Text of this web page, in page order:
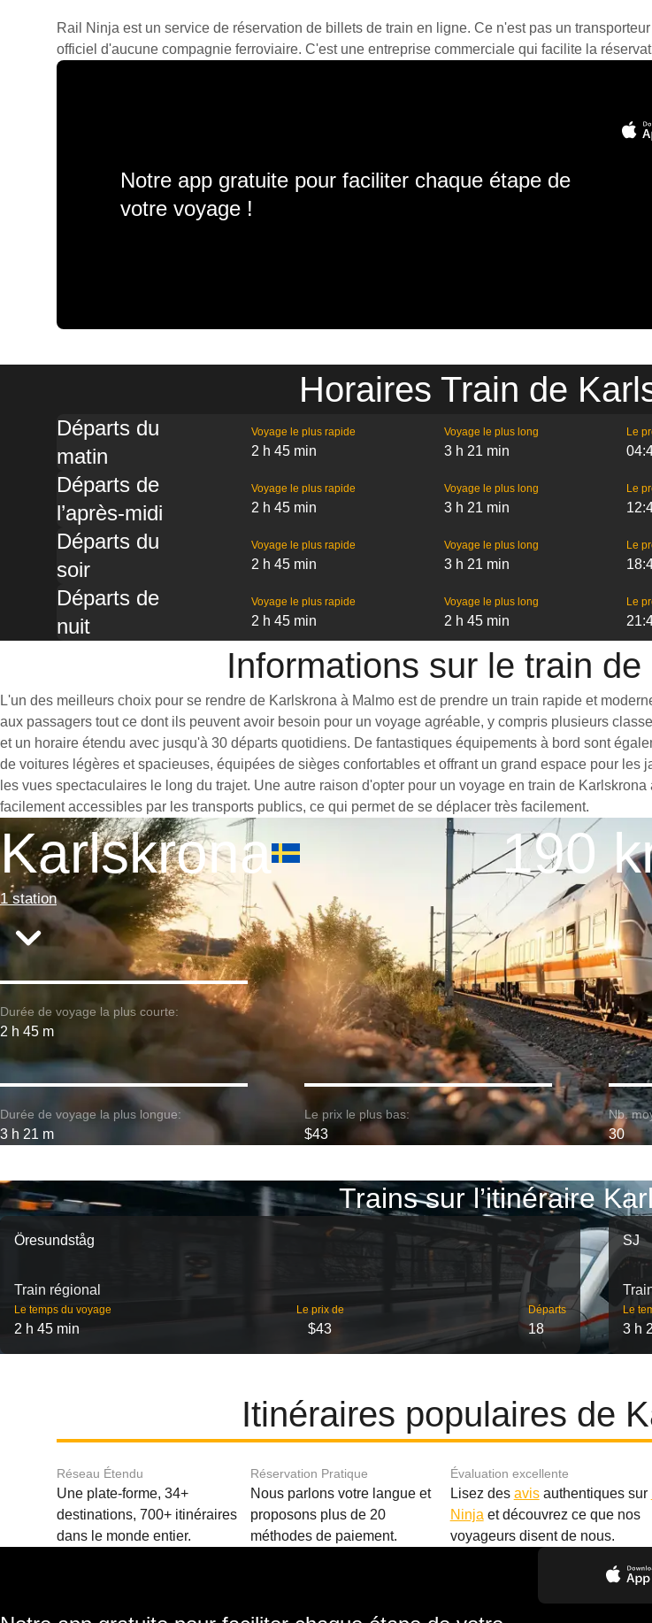
Rail Ninja est un service de réservation de billets de train en ligne. Ce n'est pas un
officiel d'aucune compagnie ferroviaire. C'est une entreprise commerciale qui facilite la
Notre app gratuite pour faciliter chaque étape de
votre voyage !
Horaires Train de
Départs du
matin
Voyage le plus rapide
2 h 45 min
Voyage le plus long
3 h 21 min
Le
Départs de
l’après-midi
Voyage le plus rapide
2 h 45 min
Voyage le plus long
3 h 21 min
Le
Départs du
soir
Voyage le plus rapide
2 h 45 min
Voyage le plus long
3 h 21 min
Le
Départs de
nuit
Voyage le plus rapide
2 h 45 min
Voyage le plus long
2 h 45 min
Le
Informations sur le train
L'un des meilleurs choix pour se rendre de Karlskrona à Malmo est de prendre un train rapide et
aux passagers tout ce dont ils peuvent avoir besoin pour un voyage agréable, y compris plusieurs
et un horaire étendu avec jusqu'à 30 départs quotidiens. De fantastiques équipements à bord sont
de voitures légères et spacieuses, équipées de sièges confortables et offrant un grand espace pour
les vues spectaculaires le long du trajet. Une autre raison d'opter pour un voyage en train de
facilement accessibles par les transports publics, ce qui permet de se déplacer très facilement.
Karlskrona
1 station
190
Durée de voyage la plus courte:
2 h 45 m
Durée de voyage la plus longue:
3 h 21 m
Le prix le plus bas:
$43
Nb.
30
Trains sur l’itinéraire
Öresundståg
Train régional
Le temps du voyage
2 h 45 min
Le prix de
$43
Départs
18
SJ
Le
3 h
Itinéraires populaires de
Réseau Étendu
Une plate-forme, 34+
destinations, 700+ itinéraires
dans le monde entier.
Réservation Pratique
Nous parlons votre langue et
proposons plus de 20
méthodes de paiement.
Évaluation excellente
Lisez des avisauthentiques sur
Ninja et découvrez ce que nos
voyageurs disent de nous.